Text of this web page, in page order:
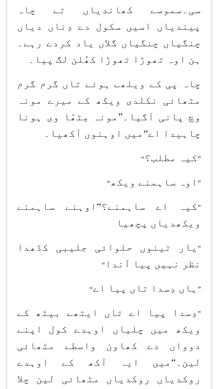
سی۔سموسے کھاندیاں تے چاہ
پیندیاں اسیں سکول دے دِناں دیاں
چنگیاں چنگیاں گلاں یاد کردے رہے۔
ہن اوہ تھوڑا تھوڑا کھُلن لگ پیا۔
چاہ پی کے ویلھے ہوئے تاں گرم گرم
مٹھائی نکلدی ویکھ کے میرے مونہ
وچ پانی آگیا۔”مونہ مِٹھّا وی ہونا
چاہیدا اے“میں اوہنوں آکھیا۔
”کیہ مطلب؟“
” اوہ ساہمنے ویکھ“
”کیہ اے ساہمنے؟“اوہنے ساہمنے
ویکھدیاں پچھیا
” یار تینوں حلوائی جلیبی کڈھدا
نظر نہیں پیا آندا “
” ہاں دِسدا تاں پیا اے“
” دِسدا پیا اے تاں ایتھے بیٹھ کے
ویکھ میں چلیاں اوہدے کول اپنے
دوواں دے کھاون واسطے مٹھائی
لین۔“میں ایہ آکھ کے اوہدے
روکدیاں روکدیاں مٹھائی لین چلا